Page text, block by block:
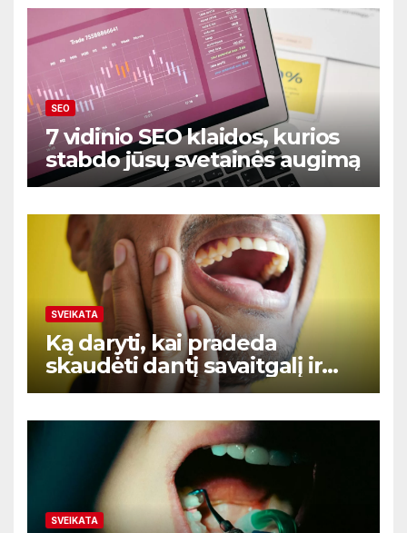
SEO
7 vidinio SEO klaidos, kurios
stabdo jūsų svetainės augimą
SVEIKATA
Ką daryti, kai pradeda
skaudėti dantį savaitgalį ir
nėra aišku kur kreiptis
SVEIKATA